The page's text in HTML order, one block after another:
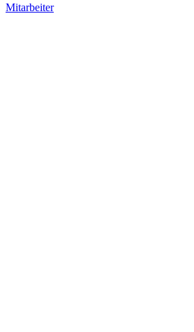
Mitarbeiter